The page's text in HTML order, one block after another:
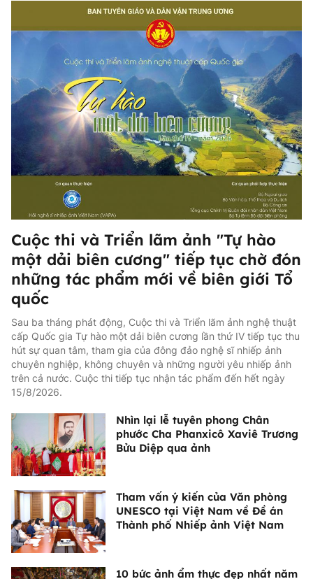
Cuộc thi và Triển lãm ảnh "Tự hào
một dải biên cương" tiếp tục chờ đón
những tác phẩm mới về biên giới Tổ
Cuộc thi và Triển lãm ảnh "Tự hào
một dải biên cương" tiếp tục chờ đón
những tác phẩm mới về biên giới Tổ
quốc
Sau ba tháng phát động, Cuộc thi và Triển lãm ảnh nghệ thuật
cấp Quốc gia Tự hào một dải biên cương lần thứ IV tiếp tục thu
hút sự quan tâm, tham gia của đông đảo nghệ sĩ nhiếp ảnh
chuyên nghiệp, không chuyên và những người yêu nhiếp ảnh
trên cả nước. Cuộc thi tiếp tục nhận tác phẩm đến hết ngày
15/8/2026.
Nhìn lại lễ tuyên phong Chân
phước Cha Phanxicô Xaviê Trương
Bửu Diệp qua ảnh
Tham vấn ý kiến của Văn phòng
UNESCO tại Việt Nam về Đề án
Thành phố Nhiếp ảnh Việt Nam
10 bức ảnh ẩm thực đẹp nhất năm